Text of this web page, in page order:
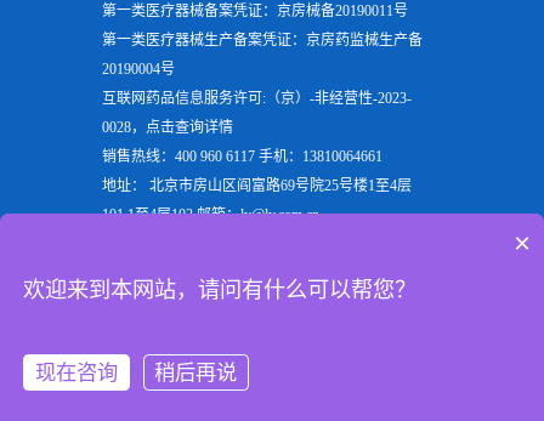
第一类医疗器械备案凭证：京房械备20190011号
第一类医疗器械生产备案凭证：京房药监械生产备
20190004号
互联网药品信息服务许可:（京）-非经营性-2023-
0028，点击查询详情
销售热线：400 960 6117 手机：13810064661
地址： 北京市房山区阎富路69号院25号楼1至4层
101,1至4层102 邮箱：ly@ly.com.cn
仪
等实验室用检验分析产品，是电泳槽装置行业的重
×
欢迎来到本网站，请问有什么可以帮您？
现在咨询 稍后再说